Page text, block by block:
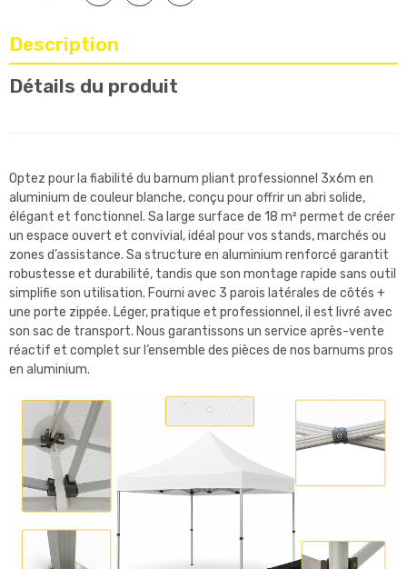
Description
Détails du produit
Optez pour la fiabilité du barnum pliant professionnel 3x6m en
aluminium de couleur blanche, conçu pour offrir un abri solide,
élégant et fonctionnel. Sa large surface de 18 m² permet de créer
un espace ouvert et convivial, idéal pour vos stands, marchés ou
zones d’assistance. Sa structure en aluminium renforcé garantit
robustesse et durabilité, tandis que son montage rapide sans outil
simplifie son utilisation. Fourni avec 3 parois latérales de côtés +
une porte zippée. Léger, pratique et professionnel, il est livré avec
son sac de transport. Nous garantissons un service après-vente
réactif et complet sur l’ensemble des pièces de nos barnums pros
en aluminium.